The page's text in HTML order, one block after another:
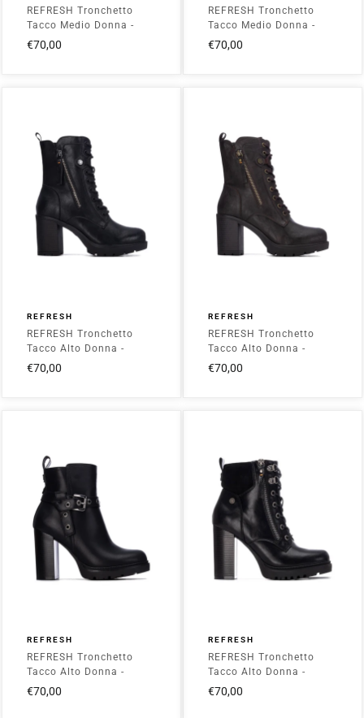
REFRESH Tronchetto
Tacco Medio Donna -
172032 Camel
€70,00
REFRESH Tronchetto
Tacco Medio Donna -
172032 Nero
€70,00
REFRESH
REFRESH Tronchetto
Tacco Alto Donna -
176073 Nero
€70,00
REFRESH
REFRESH Tronchetto
Tacco Alto Donna -
176073 Brown
€70,00
REFRESH
REFRESH Tronchetto
Tacco Alto Donna -
176062 Nero
€70,00
REFRESH
REFRESH Tronchetto
Tacco Alto Donna -
172926 Nero
€70,00